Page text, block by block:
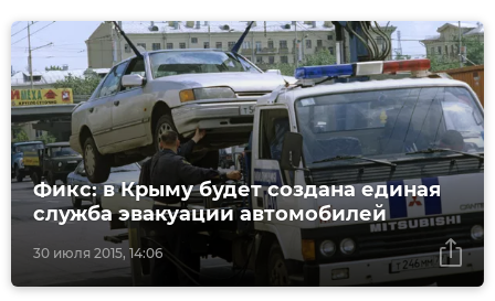
30 июля 2015, 14:06
Фикс: в Крыму будет создана единая
служба эвакуации автомобилей